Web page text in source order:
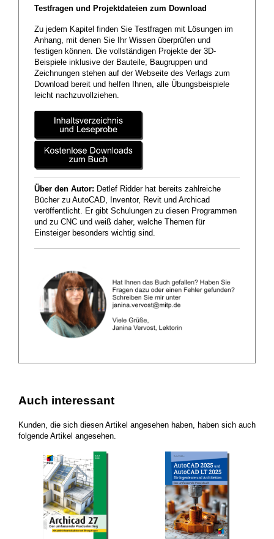
Testfragen und Projektdateien zum Download
Zu jedem Kapitel finden Sie Testfragen mit Lösungen im
Anhang, mit denen Sie Ihr Wissen überprüfen und
festigen können. Die vollständigen Projekte der 3D-
Beispiele inklusive der Bauteile, Baugruppen und
Zeichnungen stehen auf der Webseite des Verlags zum
Download bereit und helfen Ihnen, alle Übungsbeispiele
leicht nachzuvollziehen.
Über den Autor: Detlef Ridder hat bereits zahlreiche
Bücher zu AutoCAD, Inventor, Revit und Archicad
veröffentlicht. Er gibt Schulungen zu diesen Programmen
und zu CNC und weiß daher, welche Themen für
Einsteiger besonders wichtig sind.
Auch interessant
Kunden, die sich diesen Artikel angesehen haben, haben sich auch
folgende Artikel angesehen.